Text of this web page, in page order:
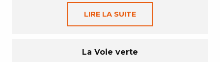
LIRE LA SUITE
La Voie verte